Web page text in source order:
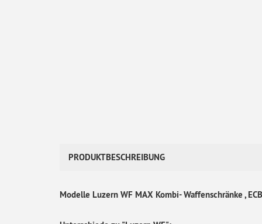
PRODUKTBESCHREIBUNG
Modelle Luzern WF MAX Kombi- Waffenschränke ,